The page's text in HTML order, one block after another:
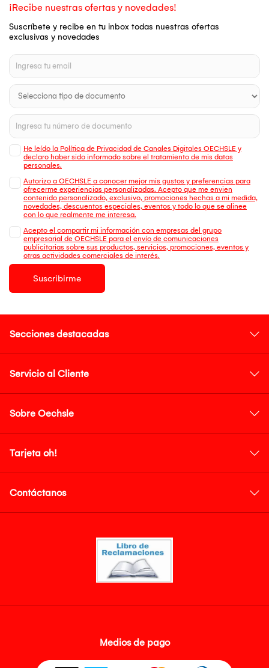
¡Recibe nuestras ofertas y novedades!
Suscríbete y recibe en tu inbox todas nuestras ofertas
exclusivas y novedades
He leído la Política de Privacidad de Canales Digitales OECHSLE y
declaro haber sido informado sobre el tratamiento de mis datos
personales.
Autorizo a OECHSLE a conocer mejor mis gustos y preferencias para
ofrecerme experiencias personalizadas. Acepto que me envien
contenido personalizado, exclusivo, promociones hechas a mi medida,
novedades, descuentos especiales, eventos y todo lo que se alinee
con lo que realmente me interesa.
Acepto el compartir mi información con empresas del grupo
empresarial de OECHSLE para el envío de comunicaciones
publicitarias sobre sus productos, servicios, promociones, eventos y
otras actividades comerciales de interés.
Suscribirme
Secciones destacadas
Servicio al Cliente
Sobre Oechsle
Tarjeta oh!
Contáctanos
Medios de pago